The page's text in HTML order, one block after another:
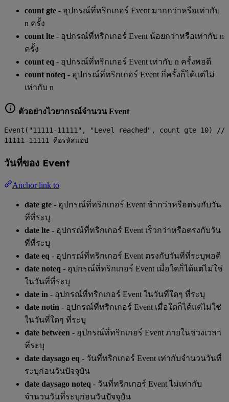
count gte - อุปกรณ์ที่ทริกเกอร์ Event มากกว่าหรือเท่ากับ
n ครั้ง
count lte - อุปกรณ์ที่ทริกเกอร์ Event น้อยกว่าหรือเท่ากับ n
ครั้ง
count eq - อุปกรณ์ที่ทริกเกอร์ Event เท่ากับ n ครั้งพอดี
count noteq - อุปกรณ์ที่ทริกเกอร์ Event กี่ครั้งก็ได้แต่ไม่
เท่ากับ n
ตัวอย่างไวยากรณ์จำนวน Event
Event("11111-11111", "Level reached", count gte 10) //
11111-11111 คือรหัสแอป
วันที่ของ Event
Anchor link to
date gte - อุปกรณ์ที่ทริกเกอร์ Event ช้ากว่าหรือตรงกับวัน
ที่ที่ระบุ
date lte - อุปกรณ์ที่ทริกเกอร์ Event เร็วกว่าหรือตรงกับวัน
ที่ที่ระบุ
date eq - อุปกรณ์ที่ทริกเกอร์ Event ตรงกับวันที่ที่ระบุพอดี
date noteq - อุปกรณ์ที่ทริกเกอร์ Event เมื่อใดก็ได้แต่ไม่ใช่
ในวันที่ที่ระบุ
date in - อุปกรณ์ที่ทริกเกอร์ Event ในวันที่ใดๆ ที่ระบุ
date notin - อุปกรณ์ที่ทริกเกอร์ Event เมื่อใดก็ได้แต่ไม่ใช่
ในวันที่ใดๆ ที่ระบุ
date between - อุปกรณ์ที่ทริกเกอร์ Event ภายในช่วงเวลา
ที่ระบุ
date daysago eq - วันที่ทริกเกอร์ Event เท่ากับจำนวนวันที่
ระบุก่อนวันปัจจุบัน
date daysago noteq - วันที่ทริกเกอร์ Event ไม่เท่ากับ
จำนวนวันที่ระบุก่อนวันปัจจุบัน